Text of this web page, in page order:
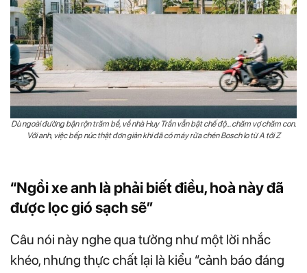
Dù ngoài đường bận rộn trăm bề, về nhà Huy Trần vẫn bật chế độ… chăm vợ chăm con.
Với anh, việc bếp núc thật đơn giản khi đã có máy rửa chén Bosch lo từ A tới Z
“Ngồi xe anh là phải biết điều, hoà này đã
được lọc gió sạch sẽ”
Câu nói này nghe qua tưởng như một lời nhắc
khéo, nhưng thực chất lại là kiểu “cảnh báo đáng